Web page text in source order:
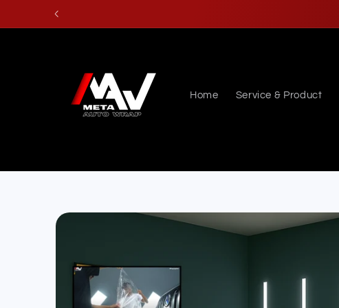
Skip to
Home Service & Product
Skip to